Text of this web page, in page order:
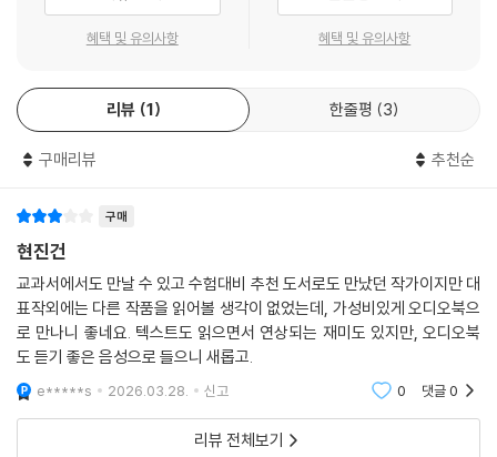
혜택 및 유의사항 혜택 및 유의사항
리뷰 1 한줄평 3
구매리뷰 추천순
구매
현진건
교과서에서도 만날 수 있고 수험대비 추천 도서로도 만났던 작가이지만 대
표작외에는 다른 작품을 읽어볼 생각이 없었는데, 가성비있게 오디오북으
로 만나니 좋네요. 텍스트도 읽으면서 연상되는 재미도 있지만, 오디오북
도 듣기 좋은 음성으로 들으니 새롭고.
e*****s 2026.03.28. 신고 0 댓글0
리뷰 전체보기